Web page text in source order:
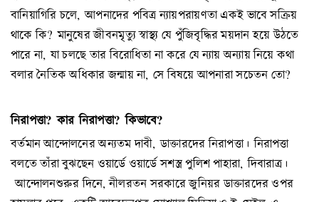
বানিয়াগিরি চলে, আপনাদের পবিত্র ন্যায়পরায়ণতা একই ভাবে সক্রিয়
থাকে কি? মানুষের জীবনমৃত্যু স্বাস্থ্য যে পুঁজিবৃদ্ধির ময়দান হয়ে উঠতে
পারে না, যা চলছে তার বিরোধিতা না করে যে ন্যায় অন্যায় নিয়ে কথা
বলার নৈতিক অধিকার জন্মায় না, সে বিষয়ে আপনারা সচেতন তো?
নিরাপত্তা? কার নিরাপত্তা? কিভাবে?
বর্তমান আন্দোলনের অন্যতম দাবী, ডাক্তারদের নিরাপত্তা। নিরাপত্তা
বলতে তাঁরা বুঝছেন ওয়ার্ডে ওয়ার্ডে সশস্ত্র পুলিশ পাহারা, দিবারাত্র।
আন্দোলনশুরুর দিনে, নীলরতন সরকারে জুনিয়র ডাক্তারদের ওপর